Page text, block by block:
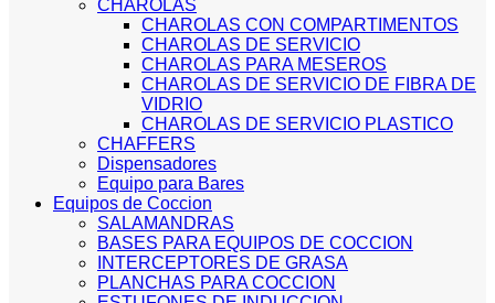
CHAROLAS
CHAROLAS CON COMPARTIMENTOS
CHAROLAS DE SERVICIO
CHAROLAS PARA MESEROS
CHAROLAS DE SERVICIO DE FIBRA DE
VIDRIO
CHAROLAS DE SERVICIO PLASTICO
CHAFFERS
Dispensadores
Equipo para Bares
Equipos de Coccion
SALAMANDRAS
BASES PARA EQUIPOS DE COCCION
INTERCEPTORES DE GRASA
PLANCHAS PARA COCCION